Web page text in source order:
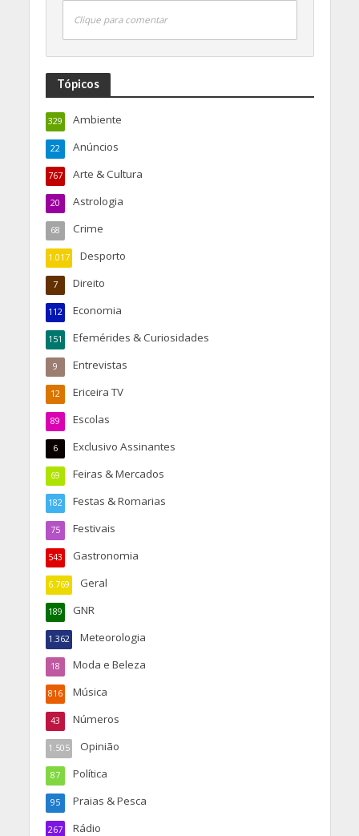
Clique para comentar
Tópicos
Ambiente
329
Anúncios
22
Arte & Cultura
767
Astrologia
20
Crime
68
Desporto
1.017
Direito
7
Economia
112
Efemérides & Curiosidades
151
Entrevistas
9
Ericeira TV
12
Escolas
89
Exclusivo Assinantes
6
Feiras & Mercados
69
Festas & Romarias
182
Festivais
75
Gastronomia
543
Geral
6.769
GNR
189
Meteorologia
1.362
Moda e Beleza
18
Música
816
Números
43
Opinião
1.505
Política
87
Praias & Pesca
95
Rádio
267